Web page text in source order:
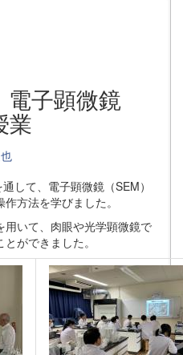
子顕微鏡
業
して、電子顕微鏡（SEM）
方法を学びました。
いて、肉眼や光学顕微鏡で
ができました。